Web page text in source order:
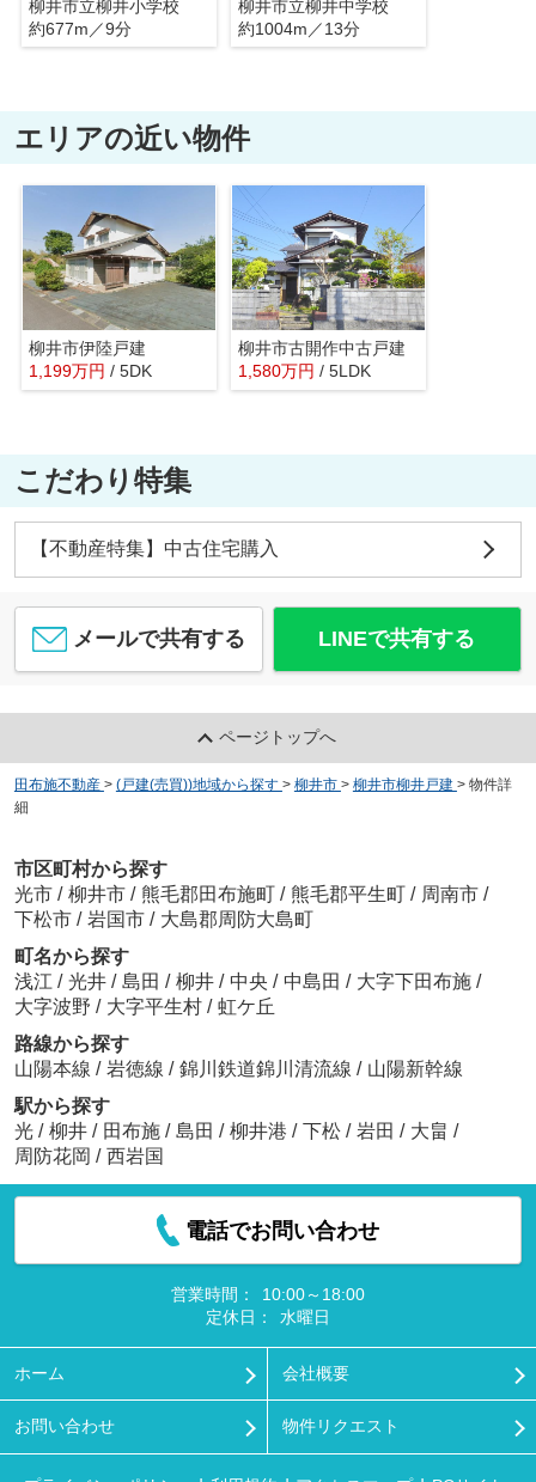
柳井市立柳井小学校
約677m／9分
柳井市立柳井中学校
約1004m／13分
エリアの近い物件
柳井市伊陸戸建
1,199万円 / 5DK
柳井市古開作中古戸建
1,580万円 / 5LDK
こだわり特集
【不動産特集】中古住宅購入
メールで共有する LINEで共有する
ページトップへ
田布施不動産 > (戸建(売買))地域から探す > 柳井市 > 柳井市柳井戸建 > 物件詳
細
市区町村から探す
光市 / 柳井市 / 熊毛郡田布施町 / 熊毛郡平生町 / 周南市 /
下松市 / 岩国市 / 大島郡周防大島町
町名から探す
浅江 / 光井 / 島田 / 柳井 / 中央 / 中島田 / 大字下田布施 /
大字波野 / 大字平生村 / 虹ケ丘
路線から探す
山陽本線 / 岩徳線 / 錦川鉄道錦川清流線 / 山陽新幹線
駅から探す
光 / 柳井 / 田布施 / 島田 / 柳井港 / 下松 / 岩田 / 大畠 /
周防花岡 / 西岩国
電話でお問い合わせ
営業時間：
10:00～18:00
定休日：
水曜日
ホーム 会社概要
お問い合わせ 物件リクエスト